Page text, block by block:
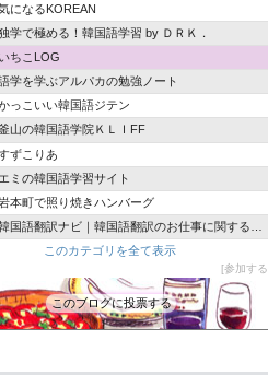
になるKOREAN
学で極める！韓国語学習 by ＤＲＫ．
いちこLOG
学を学ぶアルパカの勉強ノート
っこいい韓国語ジテン
山の韓国語学院ＫＬＩFF
ずこりあ
エミの韓国語学習サイト
本町で照り焼きハンバーグ
国語翻訳ナビ｜韓国語翻訳のお仕事に関する情報を発信中！
このカテゴリを全て表示
参加する
このブログに投票する